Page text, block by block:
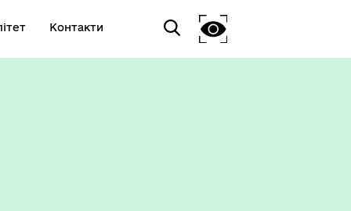
Контакти